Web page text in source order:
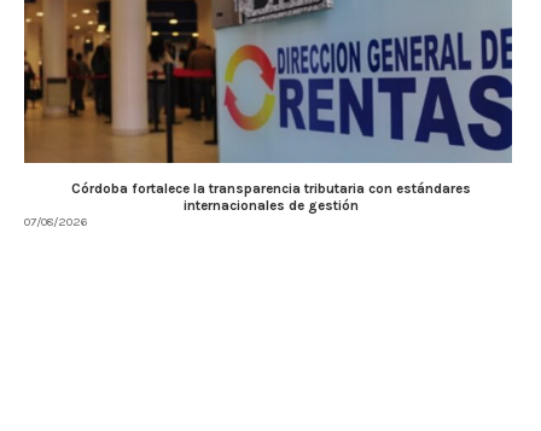
Córdoba fortalece la transparencia tributaria con estándares
internacionales de gestión
07/08/2026